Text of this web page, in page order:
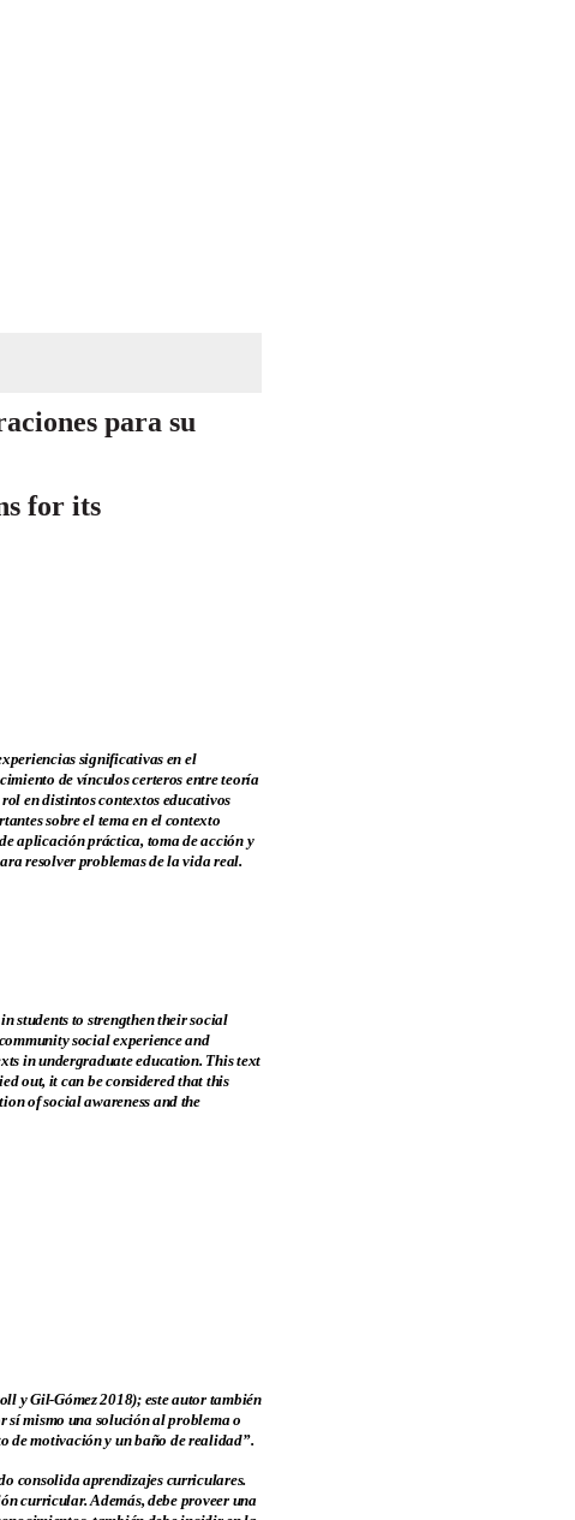
para su
for its
significativas en el
de vínculos certeros entre teoría
en distintos contextos educativos
sobre el tema en el contexto
aplicación práctica, toma de acción y
resolver problemas de la vida real.
students to strengthen their social
social experience and
in undergraduate education. This text
out, it can be considered that this
of social awareness and the
y Gil-Gómez 2018); este autor también
sí mismo una solución al problema o
de motivación y un baño de realidad”.
consolida aprendizajes curriculares.
curricular. Además, debe proveer una